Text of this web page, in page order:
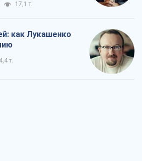
17,1 т.
как Лукашенко
т.